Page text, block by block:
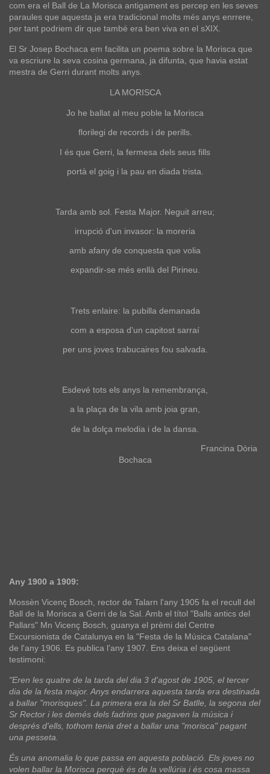
com era el Ball de La Morisca antigament es percep en les seves
paraules que aquesta ja era tradicional molts més anys enrrere,
per tant podriem dir que també era ben viva en el sXIX.
El Sr Josep Bochaca em facilita un poema sobre la Morisca que
va escriure la seva cosina germana, ja difunta, que havia estat
mestra de Gerri durant molts anys.
LA MORISCA
Jo he ballat al meu poble la Morisca
florilegi de records i de perills.
I és que Gerri, la fermesa dels seus fills
portà el goig i la pau en diada trista.
Tarda amb sol. Festa Major. Neguit arreu;
irrupció d'un invasor: la moreria
amb afany de conquesta que volia
expandir-se més enllà del Pirineu.
Trets enlaire: la pubilla demanada
com a esposa d'un capitost sarraí
per uns joves trabucaires fou salvada.
Esdevé tots els anys la remembrança,
a la plaça de la vila amb joia gran,
de la dolça melodia i de la dansa.
Francina Dòria
Bochaca
Any 1900 a 1909:
Mossèn Vicenç Bosch, rector de Talarn l'any 1905 fa el recull del
Ball de la Morisca a Gerri de la Sal. Amb el títol "Balls antics del
Pallars" Mn Vicenç Bosch, guanya el prèmi del Centre
Excursionista de Catalunya en la "Festa de la Música Catalana"
de l'any 1906. Es publica l'any 1907. Ens deixa el següent
testimoni:
"Eren les quatre de la tarda del dia 3 d'agost de 1905, el tercer
dia de la festa major. Anys endarrera aquesta tarda era destinada
a ballar "morisques". La primera era la del Sr Batlle, la segona del
Sr Rector i les demés dels fadrins que pagaven la música i
després d'ells, tothom tenia dret a ballar una "morisca" pagant
una pesseta.
És una anomalia lo que passa en aquesta població. Els joves no
volen ballar la Morisca perquè és de la vellúria i és cosa massa